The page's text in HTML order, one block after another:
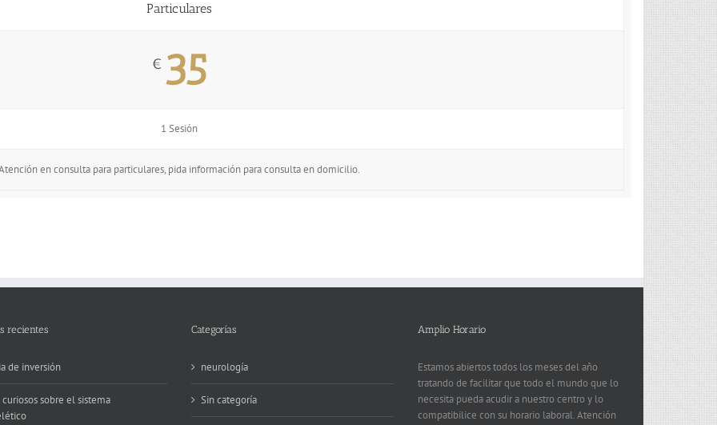
Particulares
€ 35
1 Sesión
en consulta para particulares, pida información para consulta en domicilio.
recientes
de inversión
curiosos sobre el sistema
Categorías
neurología
Sin categoría
Amplio Horario
Estamos abiertos todos los meses del año
tratando de facilitar que todo el mundo que lo
necesita pueda acudir a nuestro centro y lo
compatibilice con su horario laboral. Atención